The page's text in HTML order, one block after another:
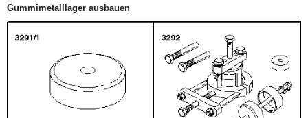
Gummimetalllager ausbauen